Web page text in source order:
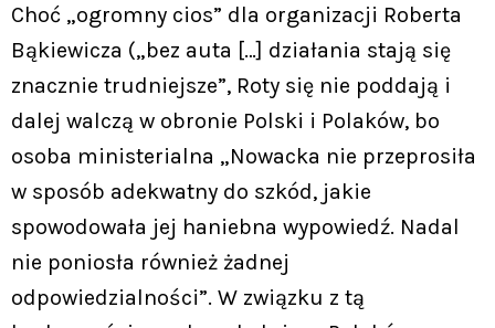
Choć „ogromny cios” dla organizacji Roberta
Bąkiewicza („bez auta […] działania stają się
znacznie trudniejsze”, Roty się nie poddają i
dalej walczą w obronie Polski i Polaków, bo
osoba ministerialna „Nowacka nie przeprosiła
w sposób adekwatny do szkód, jakie
spowodowała jej haniebna wypowiedź. Nadal
nie poniosła również żadnej
odpowiedzialności”. W związku z tą